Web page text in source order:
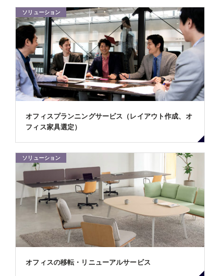
ソリューション
オフィスプランニングサービス（レイアウト作成、オ
フィス家具選定）
ソリューション
オフィスの移転・リニューアルサービス